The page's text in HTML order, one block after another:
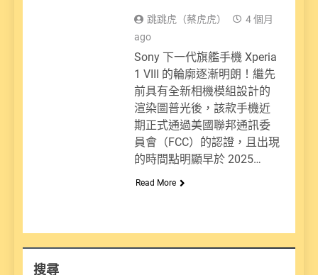
跳跳虎（蔡虎虎）
4 個月
ago
Sony 下一代旗艦手機 Xperia
1 VIII 的輪廓逐漸明朗！繼先
前具有全新相機模組設計的
渲染圖普光後，該款手機近
期正式通過美國聯邦通訊委
員會（FCC）的認證，且出現
的時間點明顯早於 2025…
Read More
搜尋